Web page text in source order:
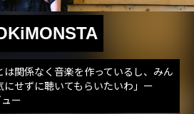
は関係なく音楽を作っているし、みん
せずに聴いてもらいたいわ」ー
ー